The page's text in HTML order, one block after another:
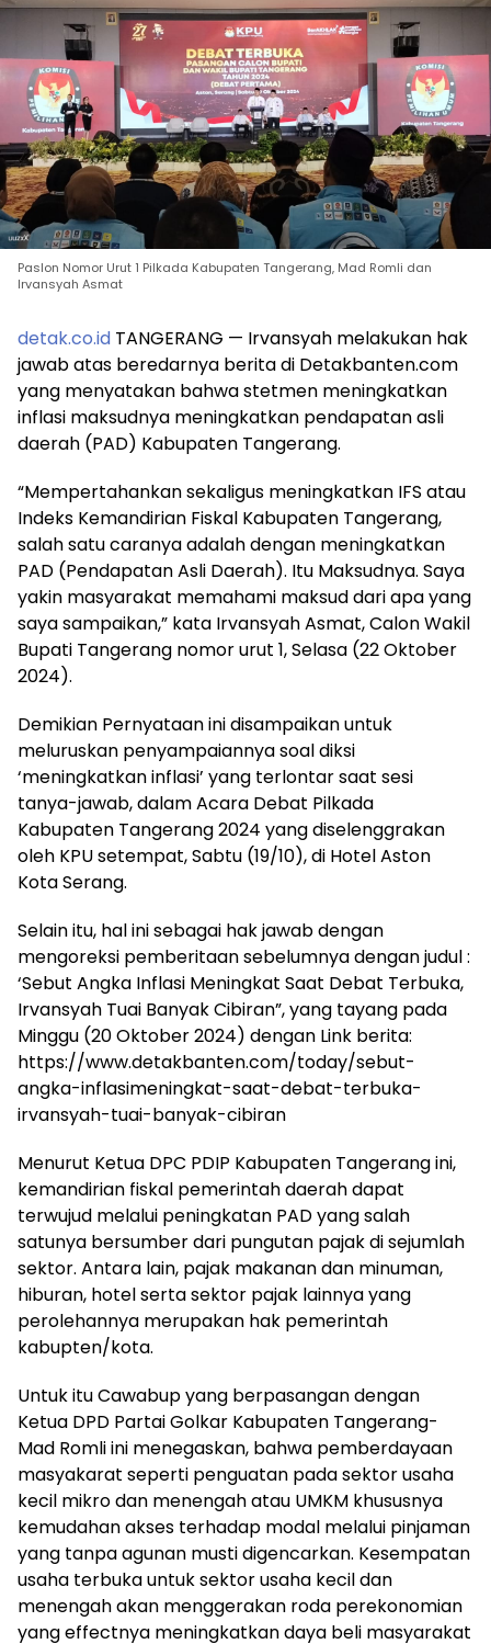
Paslon Nomor Urut 1 Pilkada Kabupaten Tangerang, Mad Romli dan
Irvansyah Asmat
detak.co.id TANGERANG — Irvansyah melakukan hak
jawab atas beredarnya berita di Detakbanten.com
yang menyatakan bahwa stetmen meningkatkan
inflasi maksudnya meningkatkan pendapatan asli
daerah (PAD) Kabupaten Tangerang.
“Mempertahankan sekaligus meningkatkan IFS atau
Indeks Kemandirian Fiskal Kabupaten Tangerang,
salah satu caranya adalah dengan meningkatkan
PAD (Pendapatan Asli Daerah). Itu Maksudnya. Saya
yakin masyarakat memahami maksud dari apa yang
saya sampaikan,” kata Irvansyah Asmat, Calon Wakil
Bupati Tangerang nomor urut 1, Selasa (22 Oktober
2024).
Demikian Pernyataan ini disampaikan untuk
meluruskan penyampaiannya soal diksi
‘meningkatkan inflasi’ yang terlontar saat sesi
tanya-jawab, dalam Acara Debat Pilkada
Kabupaten Tangerang 2024 yang diselenggrakan
oleh KPU setempat, Sabtu (19/10), di Hotel Aston
Kota Serang.
Selain itu, hal ini sebagai hak jawab dengan
mengoreksi pemberitaan sebelumnya dengan judul :
‘Sebut Angka Inflasi Meningkat Saat Debat Terbuka,
Irvansyah Tuai Banyak Cibiran”, yang tayang pada
Minggu (20 Oktober 2024) dengan Link berita:
https://www.detakbanten.com/today/sebut-
angka-inflasimeningkat-saat-debat-terbuka-
irvansyah-tuai-banyak-cibiran
Menurut Ketua DPC PDIP Kabupaten Tangerang ini,
kemandirian fiskal pemerintah daerah dapat
terwujud melalui peningkatan PAD yang salah
satunya bersumber dari pungutan pajak di sejumlah
sektor. Antara lain, pajak makanan dan minuman,
hiburan, hotel serta sektor pajak lainnya yang
perolehannya merupakan hak pemerintah
kabupten/kota.
Untuk itu Cawabup yang berpasangan dengan
Ketua DPD Partai Golkar Kabupaten Tangerang-
Mad Romli ini menegaskan, bahwa pemberdayaan
masyakarat seperti penguatan pada sektor usaha
kecil mikro dan menengah atau UMKM khususnya
kemudahan akses terhadap modal melalui pinjaman
yang tanpa agunan musti digencarkan. Kesempatan
usaha terbuka untuk sektor usaha kecil dan
menengah akan menggerakan roda perekonomian
yang effectnya meningkatkan daya beli masyarakat